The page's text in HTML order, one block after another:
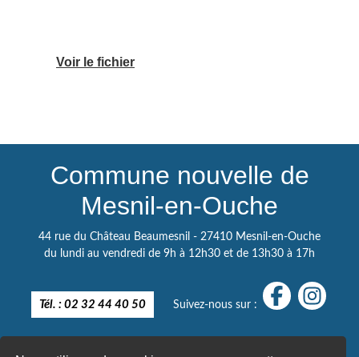
Voir le fichier
Commune nouvelle de
Mesnil-en-Ouche
44 rue du Château Beaumesnil - 27410 Mesnil-en-Ouche
du lundi au vendredi de 9h à 12h30 et de 13h30 à 17h
Tél. : 02 32 44 40 50 Suivez-nous sur :